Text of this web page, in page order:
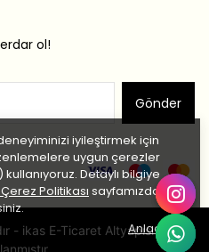
iyileştirmek için
uygun çerezler
Detaylı bilgiye
Politikası sayfamızdan
Anladım
ol!
Gönder
- ikas E-Ticaret Altyapısı ile